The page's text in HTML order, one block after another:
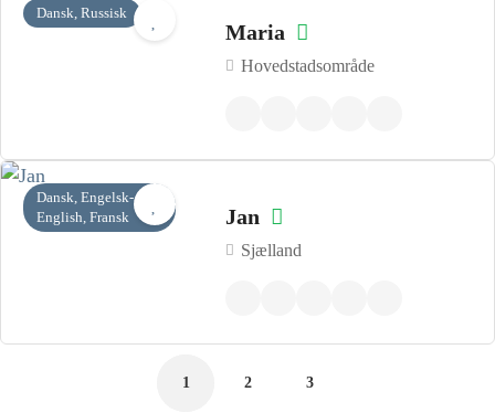
Dansk, Russisk
Maria
Hovedstadsområde
Dansk, Engelsk-
English, Fransk
Jan
Sjælland
1 2 3